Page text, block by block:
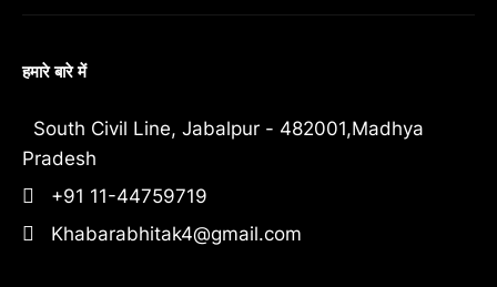
हमारे बारे में
South Civil Line, Jabalpur - 482001,Madhya
Pradesh
+91 11-44759719
Khabarabhitak4@gmail.com